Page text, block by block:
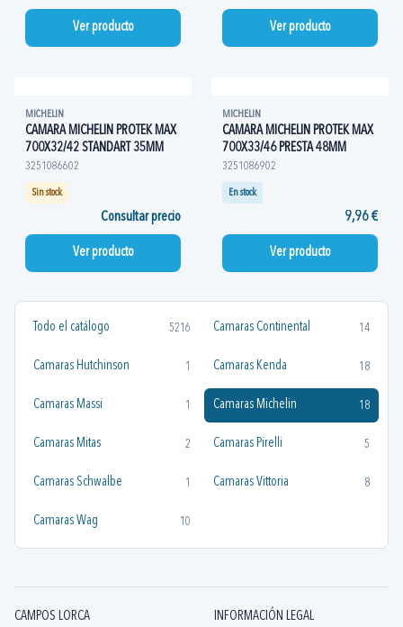
Todo el catálogo 5216 Camaras Continental 14
Camaras Hutchinson 1 Camaras Kenda 18
Camaras Massi 1 Camaras Michelin 18
Camaras Mitas 2 Camaras Pirelli 5
Camaras Schwalbe 1 Camaras Vittoria 8
Camaras Wag 10
Ver producto Ver producto
MICHELIN
CAMARA MICHELIN PROTEK MAX
700X32/42 STANDART 35MM
3251086602
Sin stock
Consultar precio
Ver producto
MICHELIN
CAMARA MICHELIN PROTEK MAX
700X33/46 PRESTA 48MM
3251086902
En stock
9,96 €
Ver producto
CAMPOS LORCA INFORMACIÓN LEGAL